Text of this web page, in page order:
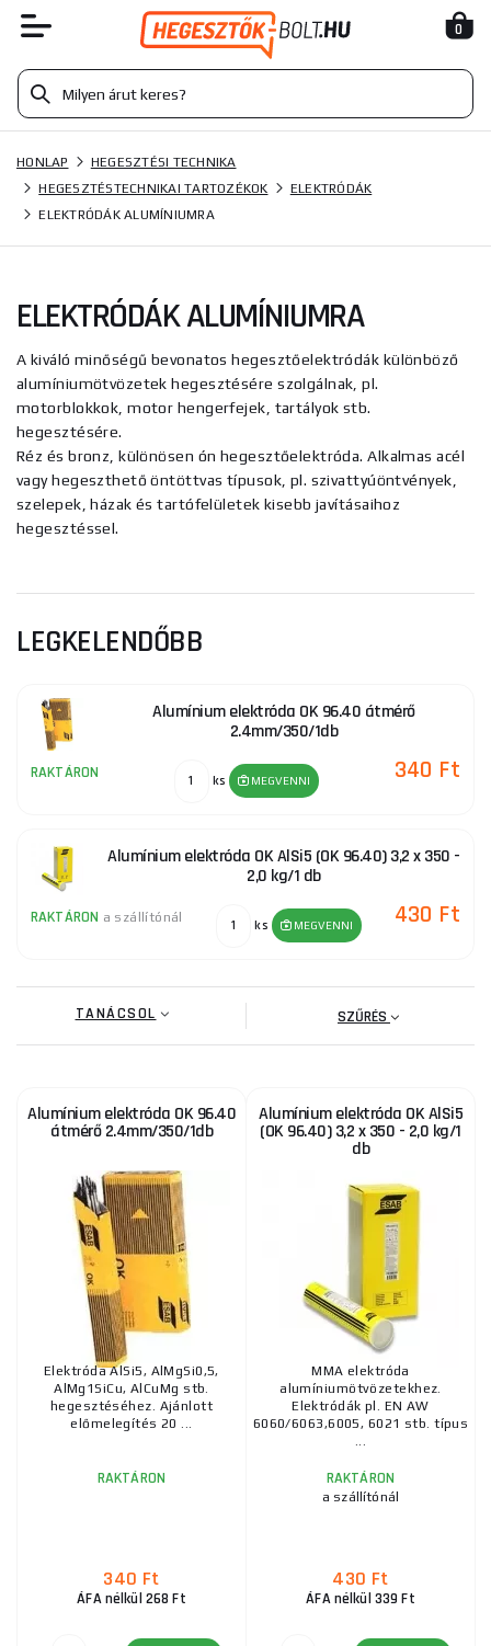
0
HONLAP
HEGESZTÉSI TECHNIKA
HEGESZTÉSTECHNIKAI TARTOZÉKOK
ELEKTRÓDÁK
ELEKTRÓDÁK ALUMÍNIUMRA
ELEKTRÓDÁK ALUMÍNIUMRA
A kiváló minőségű bevonatos hegesztőelektródák különböző
alumíniumötvözetek hegesztésére szolgálnak, pl.
motorblokkok, motor hengerfejek, tartályok stb.
hegesztésére.
Réz és bronz, különösen ón hegesztőelektróda. Alkalmas acél
vagy hegeszthető öntöttvas típusok, pl. szivattyúöntvények,
szelepek, házak és tartófelületek kisebb javításaihoz
hegesztéssel.
LEGKELENDŐBB
Alumínium elektróda OK 96.40 átmérő
2.4mm/350/1db
RAKTÁRON ks MEGVENNI 340 Ft
Alumínium elektróda OK AlSi5 (OK 96.40) 3,2 x 350 -
2,0 kg/1 db
RAKTÁRON a szállítónál ks MEGVENNI 430 Ft
TANÁCSOL SZŰRÉS
Alumínium elektróda OK 96.40
átmérő 2.4mm/350/1db
Elektróda AlSi5, AlMgSi0,5,
AlMg1SiCu, AlCuMg stb.
hegesztéséhez. Ajánlott
előmelegítés 20 ...
RAKTÁRON
340 Ft
ÁFA nélkül 268 Ft
Alumínium elektróda OK AlSi5
(OK 96.40) 3,2 x 350 - 2,0 kg/1
db
MMA elektróda
alumíniumötvözetekhez.
Elektródák pl. EN AW
6060/6063,6005, 6021 stb. típus
...
RAKTÁRON
a szállítónál
430 Ft
ÁFA nélkül 339 Ft